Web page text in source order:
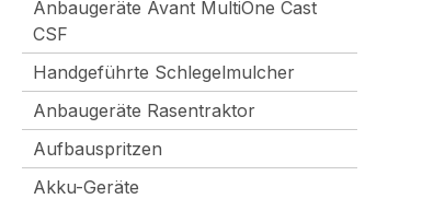
Anbaugeräte Avant MultiOne Cast
CSF
Handgeführte Schlegelmulcher
Anbaugeräte Rasentraktor
Aufbauspritzen
Akku-Geräte